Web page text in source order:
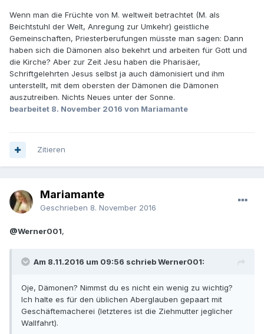
Wenn man die Früchte von M. weltweit betrachtet (M. als
Beichtstuhl der Welt, Anregung zur Umkehr) geistliche
Gemeinschaften, Priesterberufungen müsste man sagen: Dann
haben sich die Dämonen also bekehrt und arbeiten für Gott und
die Kirche? Aber zur Zeit Jesu haben die Pharisäer,
Schriftgelehrten Jesus selbst ja auch dämonisiert und ihm
unterstellt, mit dem obersten der Dämonen die Dämonen
auszutreiben. Nichts Neues unter der Sonne.
bearbeitet 8. November 2016 von Mariamante
Zitieren
Mariamante
Geschrieben 8. November 2016
@Werner001,
Am 8.11.2016 um 09:56 schrieb Werner001:
Oje, Dämonen? Nimmst du es nicht ein wenig zu wichtig?
Ich halte es für den üblichen Aberglauben gepaart mit
Geschäftemacherei (letzteres ist die Ziehmutter jeglicher
Wallfahrt).